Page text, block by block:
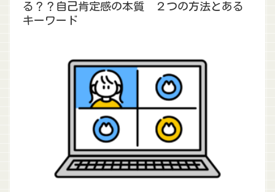
る？？自己肯定感の本質 ２つの方法とある
キーワード